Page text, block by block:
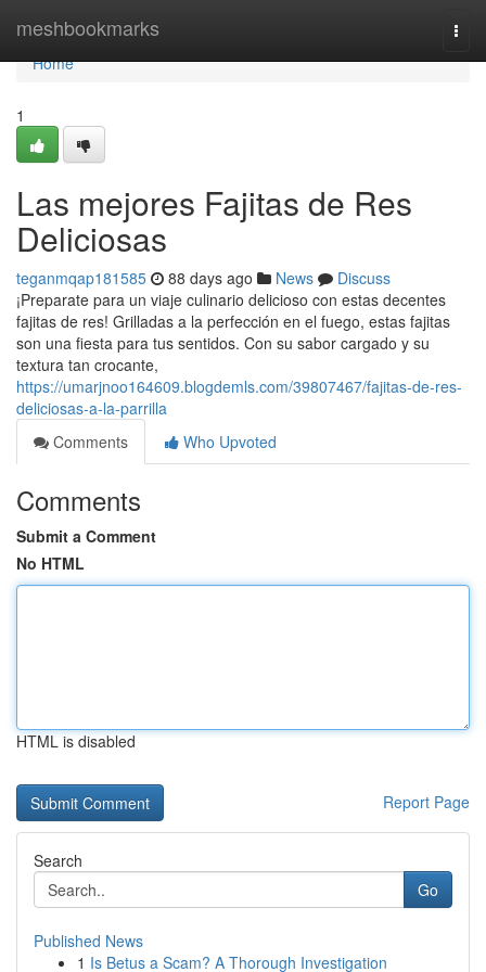
meshbookmarks
Home
Home
1
Las mejores Fajitas de Res
Deliciosas
teganmqap181585 88 days ago News
Discuss
¡Preparate para un viaje culinario delicioso con estas decentes
fajitas de res! Grilladas a la perfección en el fuego, estas fajitas
son una fiesta para tus sentidos. Con su sabor cargado y su
textura tan crocante,
https://umarjnoo164609.blogdemls.com/39807467/fajitas-de-res-
deliciosas-a-la-parrilla
Comments
Who Upvoted
Comments
Submit a Comment
No HTML
HTML is disabled
Report Page
Search
Go
Published News
1 Is Betus a Scam? A Thorough Investigation